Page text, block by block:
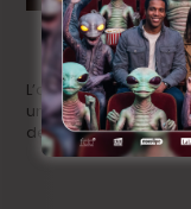
L’autre surprise du
un fort joli rôle, bien
de ces dernières